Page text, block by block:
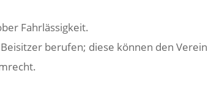
Fahrlässigkeit.
berufen; diese können den Verein